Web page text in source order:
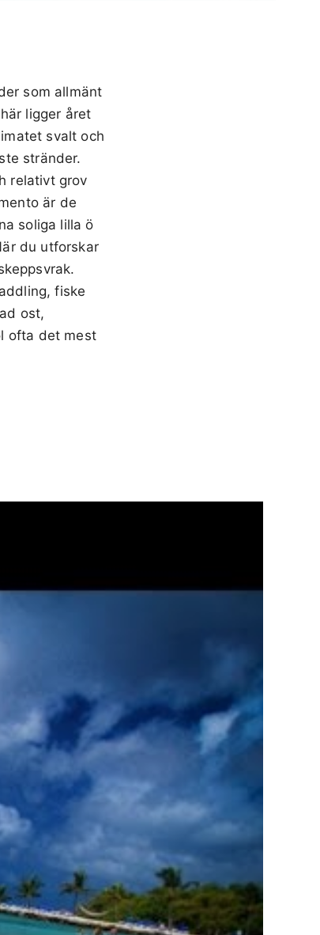
som allmänt
ligger året
svalt och
stränder.
relativt grov
är de
soliga lilla ö
du utforskar
fiske
ost,
ofta det mest